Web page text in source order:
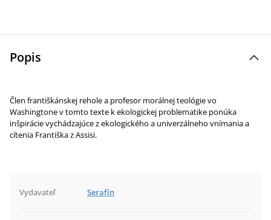
Popis
Člen františkánskej rehole a profesor morálnej teológie vo
Washingtone v tomto texte k ekologickej problematike ponúka
inšpirácie vychádzajúce z ekologického a univerzálneho vnímania a
cítenia Františka z Assisi.
Vydavateľ Serafín